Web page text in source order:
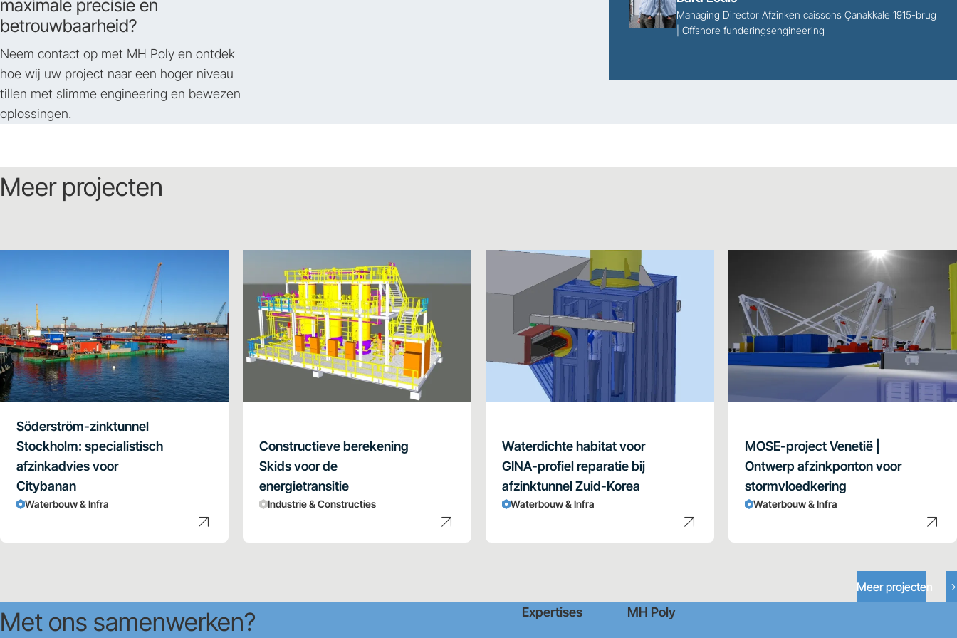
maximale precisie en
betrouwbaarheid?
Neem contact op met MH Poly en ontdek
hoe wij uw project naar een hoger niveau
tillen met slimme engineering en bewezen
oplossingen.
Managing Director Afzinken caissons Çanakkale 1915-brug
| Offshore funderingsengineering
Meer projecten
Söderström-zinktunnel
Stockholm: specialistisch
afzinkadvies voor
Citybanan
Waterbouw & Infra
Constructieve berekening
Skids voor de
energietransitie
Industrie & Constructies
Waterdichte habitat voor
GINA-profiel reparatie bij
afzinktunnel Zuid-Korea
Waterbouw & Infra
MOSE-project Venetië |
Ontwerp afzinkponton voor
stormvloedkering
Waterbouw & Infra
Meer projecten
Met ons samenwerken? Expertises MH Poly